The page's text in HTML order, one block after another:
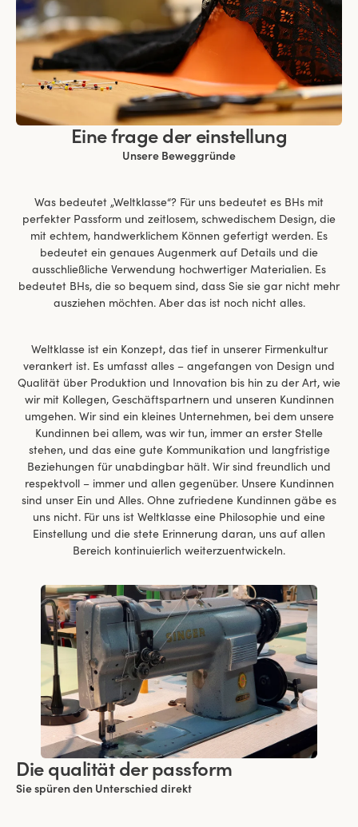
Eine frage der einstellung
Unsere Beweggründe
Was bedeutet „Weltklasse“? Für uns bedeutet es BHs mit
perfekter Passform und zeitlosem, schwedischem Design, die
mit echtem, handwerklichem Können gefertigt werden. Es
bedeutet ein genaues Augenmerk auf Details und die
ausschließliche Verwendung hochwertiger Materialien. Es
bedeutet BHs, die so bequem sind, dass Sie sie gar nicht mehr
ausziehen möchten. Aber das ist noch nicht alles.
Weltklasse ist ein Konzept, das tief in unserer Firmenkultur
verankert ist. Es umfasst alles – angefangen von Design und
Qualität über Produktion und Innovation bis hin zu der Art, wie
wir mit Kollegen, Geschäftspartnern und unseren Kundinnen
umgehen. Wir sind ein kleines Unternehmen, bei dem unsere
Kundinnen bei allem, was wir tun, immer an erster Stelle
stehen, und das eine gute Kommunikation und langfristige
Beziehungen für unabdingbar hält. Wir sind freundlich und
respektvoll – immer und allen gegenüber. Unsere Kundinnen
sind unser Ein und Alles. Ohne zufriedene Kundinnen gäbe es
uns nicht. Für uns ist Weltklasse eine Philosophie und eine
Einstellung und die stete Erinnerung daran, uns auf allen
Bereich kontinuierlich weiterzuentwickeln.
Die qualität der passform
Sie spüren den Unterschied direkt